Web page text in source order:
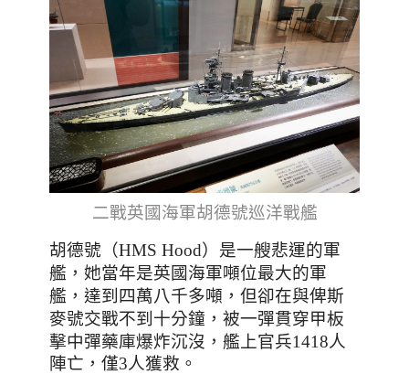
二戰英國海軍胡德號巡洋戰艦
胡德號（HMS Hood）是一艘悲運的軍
艦 ，她當年是英國海軍噸位最大的軍
艦 ，達到四萬八千多噸 ， 但卻在與俾斯
麥號交戰不到十分鐘 ，被一彈貫穿甲板
擊中彈藥庫爆炸沉沒 ， 艦上官兵1418人
陣亡 ，僅3人獲救 。